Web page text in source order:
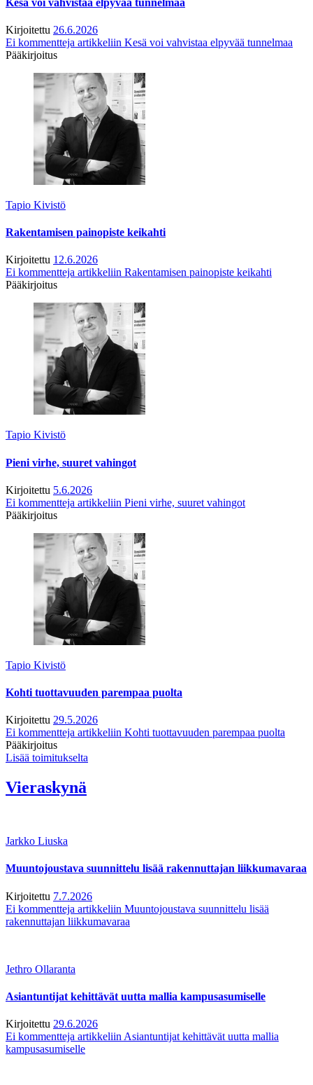
Kirjoitettu 26.6.2026
Ei kommentteja artikkeliin Kesä voi vahvistaa elpyvää tunnelmaa
Pääkirjoitus
Tapio Kivistö
Rakentamisen painopiste keikahti
Kirjoitettu 12.6.2026
Ei kommentteja artikkeliin Rakentamisen painopiste keikahti
Pääkirjoitus
Tapio Kivistö
Pieni virhe, suuret vahingot
Kirjoitettu 5.6.2026
Ei kommentteja artikkeliin Pieni virhe, suuret vahingot
Pääkirjoitus
Tapio Kivistö
Kohti tuottavuuden parempaa puolta
Kirjoitettu 29.5.2026
Ei kommentteja artikkeliin Kohti tuottavuuden parempaa puolta
Pääkirjoitus
Lisää toimitukselta
Vieraskynä
Jarkko Liuska
Muuntojoustava suunnittelu lisää rakennuttajan liikkumavaraa
Kirjoitettu 7.7.2026
Ei kommentteja artikkeliin Muuntojoustava suunnittelu lisää
rakennuttajan liikkumavaraa
Jethro Ollaranta
Asiantuntijat kehittävät uutta mallia kampusasumiselle
Kirjoitettu 29.6.2026
Ei kommentteja artikkeliin Asiantuntijat kehittävät uutta mallia
kampusasumiselle